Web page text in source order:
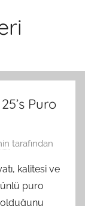
Puro
tarafından
kalitesi ve
puro
olduğunu